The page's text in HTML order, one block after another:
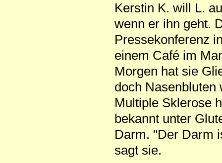
Kerstin K. will L.
wenn er ihn geht.
Pressekonferenz
einem Café im
Morgen hat sie
doch
Multiple Sklerose
bekannt unter
Darm. "Der Darm
sagt sie.